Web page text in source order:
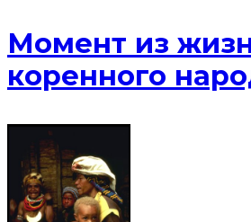
Момент из
коренного